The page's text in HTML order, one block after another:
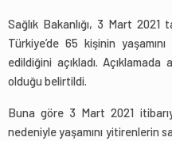
Sağlık Bakanlığı, 3 Mart 2021
Türkiye’de 65 kişinin
edildiğini açıkladı. Açıklamada
olduğu belirtildi.
Buna göre 3 Mart 2021
nedeniyle yaşamını yitirenlerin